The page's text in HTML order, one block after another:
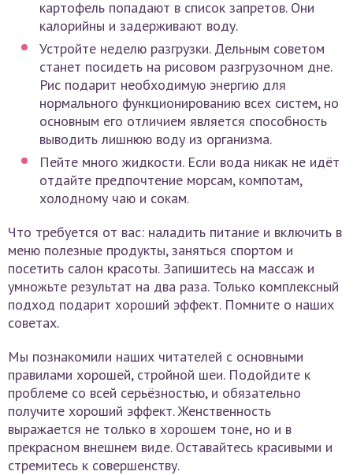
картофель попадают в список запретов. Они
калорийны и задерживают воду.
Устройте неделю разгрузки. Дельным советом
станет посидеть на рисовом разгрузочном дне.
Рис подарит необходимую энергию для
нормального функционированию всех систем, но
основным его отличием является способность
выводить лишнюю воду из организма.
Пейте много жидкости. Если вода никак не идёт
отдайте предпочтение морсам, компотам,
холодному чаю и сокам.
Что требуется от вас: наладить питание и включить в
меню полезные продукты, заняться спортом и
посетить салон красоты. Запишитесь на массаж и
умножьте результат на два раза. Только комплексный
подход подарит хороший эффект. Помните о наших
советах.
Мы познакомили наших читателей с основными
правилами хорошей, стройной шеи. Подойдите к
проблеме со всей серьёзностью, и обязательно
получите хороший эффект. Женственность
выражается не только в хорошем тоне, но и в
прекрасном внешнем виде. Оставайтесь красивыми и
стремитесь к совершенству.